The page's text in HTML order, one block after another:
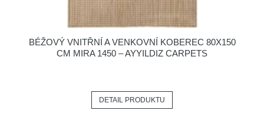
BÉŽOVÝ VNITŘNÍ A VENKOVNÍ KOBEREC 80X150
CM MIRA 1450 – AYYILDIZ CARPETS
DETAIL PRODUKTU